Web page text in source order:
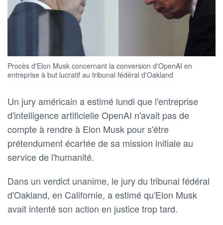
Procès d'Elon Musk concernant la conversion d'OpenAI en
entreprise à but lucratif au tribunal fédéral d'Oakland
Un jury américain a estimé lundi que l'entreprise
‌d'intelligence artificielle OpenAI n'avait pas de
compte à rendre à Elon Musk pour s'être
prétendument écartée de sa ​mission initiale au
service de l'humanité.
Dans un verdict unanime, le jury du tribunal fédéral
d'Oakland, en Californie, a estimé qu'Elon Musk
avait intenté son action en justice trop tard.